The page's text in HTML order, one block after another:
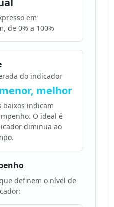
em
de 0% a 100%
do indicador
melhor
baixos indicam
O ideal é
diminua ao
definem o nível de